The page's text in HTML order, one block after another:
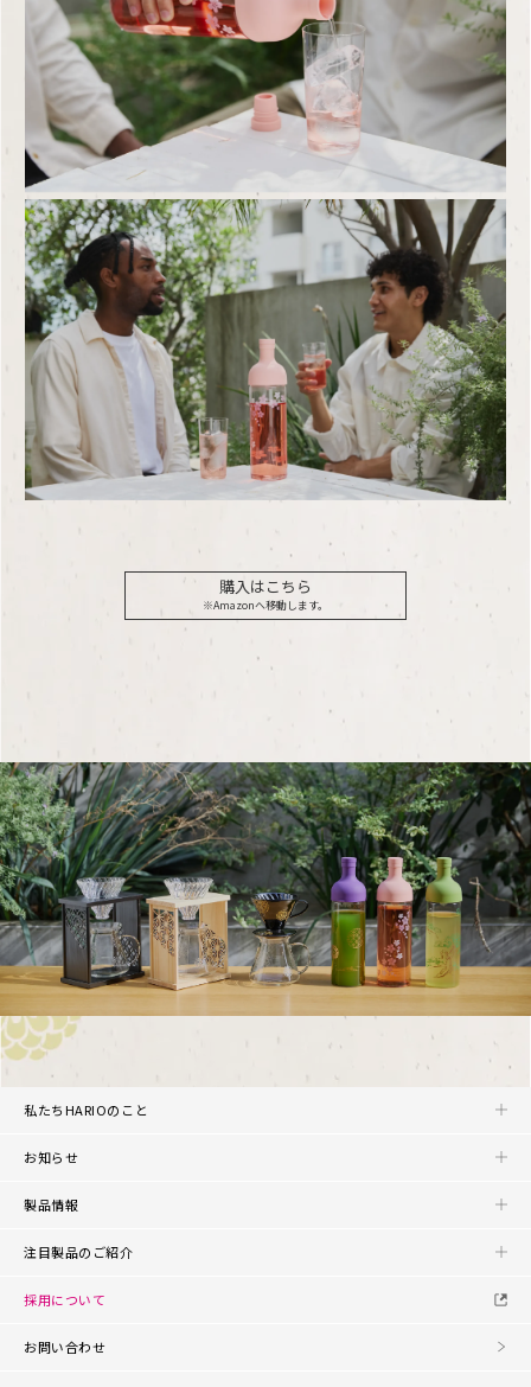
購入はこちら
※Amazonへ移動します。
私たちHARIOのこと
お知らせ
製品情報
注目製品のご紹介
採用について
お問い合わせ